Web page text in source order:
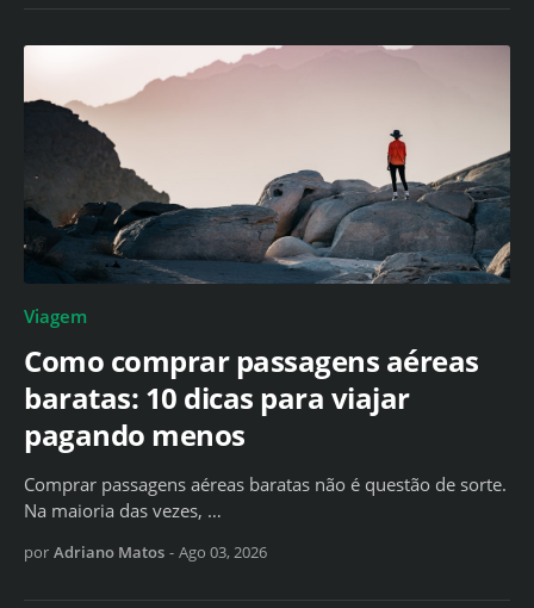
Viagem
Como comprar passagens aéreas
baratas: 10 dicas para viajar
pagando menos
Comprar passagens aéreas baratas não é questão de sorte.
Na maioria das vezes, …
por Adriano Matos - Ago 03, 2026